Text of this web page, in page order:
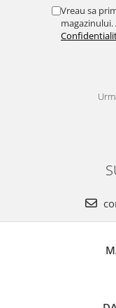
Vreau sa